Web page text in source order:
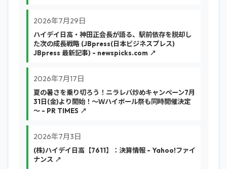
2026年7月29日
ハイデイ日高・神田正会長が語る、駅前依存を脱却し
た次の成長戦略 (JBpress(日本ビジネスプレス)
JBpress 最新記事) - newspicks.com ↗
2026年7月17日
夏の暑さを乗り切ろう！ニラレバ炒めキャンペーン7月
31日(金)より開始！～Ｗハイボール祭も同時開催決定
～ - PR TIMES ↗
2026年7月3日
(株)ハイデイ日高【7611】：決算情報 - Yahoo!ファイ
ナンス ↗